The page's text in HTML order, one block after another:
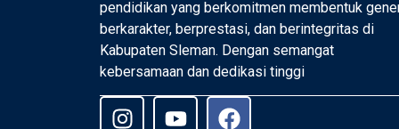
pendidikan yang berkomitmen membentuk
berkarakter, berprestasi, dan berintegritas di
Kabupaten Sleman. Dengan semangat
kebersamaan dan dedikasi tinggi